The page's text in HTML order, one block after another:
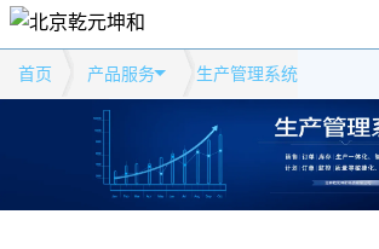
首页 产品服务 生产管理系统